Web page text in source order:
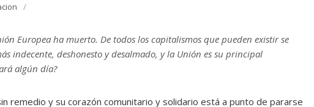
/
Europea ha muerto. De todos los capitalismos que pueden existir se
indecente, deshonesto y desalmado, y la Unión es su principal
algún día?
remedio y su corazón comunitario y solidario está a punto de pararse